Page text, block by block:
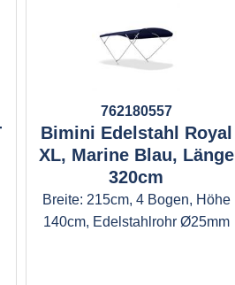
762180557
Bimini Edelstahl Royal
XL, Marine Blau, Länge
320cm
Breite: 215cm, 4 Bogen, Höhe
140cm, Edelstahlrohr Ø25mm